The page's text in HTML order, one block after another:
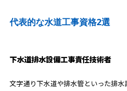
代表的な水道工事資格2選
下水道排水設備工事責任技術者
文字通り下水道や排水管といった排